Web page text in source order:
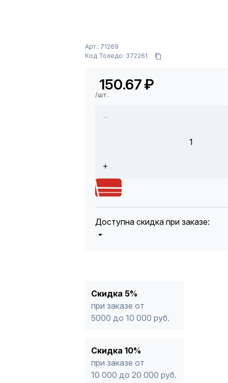
Арт.: 71269
Код Толедо: 372261
150.67₽
/шт.
1
Доступна скидка при заказе:
* -Для заказов, состоящих
продукции, максимальная скидка
Скидка 5%
при заказе от
5000 до 10 000 руб.
Скидка 10%
при заказе от
10 000 до 20 000 руб.